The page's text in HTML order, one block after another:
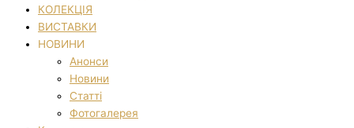
КОЛЕКЦІЯ
ВИСТАВКИ
НОВИНИ
Анонси
Новини
Статті
Фотогалерея